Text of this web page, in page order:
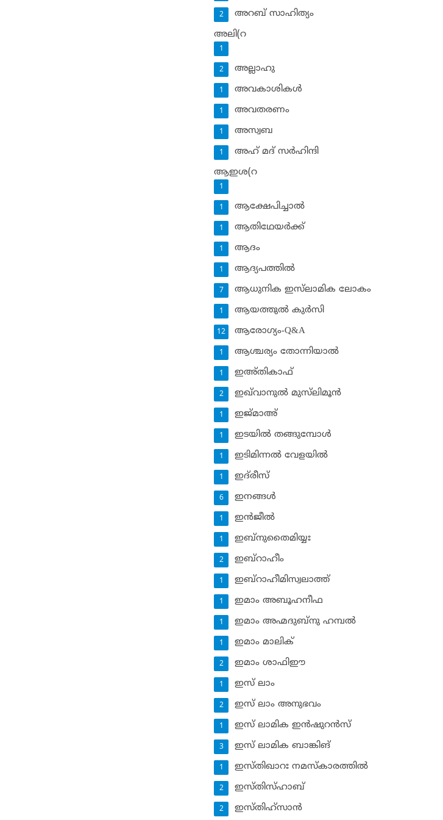
അറബ് സാഹിത്യം
2
അലി(റ
1
അല്ലാഹു
2
അവകാശികള്‍
1
അവതരണം
1
അസ്വബ
1
അഹ് മദ് സര്‍ഹിന്ദി
1
ആഇശ(റ
1
ആക്ഷേപിച്ചാല്‍
1
ആതിഥേയര്‍ക്ക്
1
ആദം
1
ആദ്യപത്തില്‍
1
ആധുനിക ഇസ്‌ലാമിക ലോകം
7
ആയത്തുല്‍ കുര്‍സി
1
ആരോഗ്യം-Q&A
12
ആശ്ചര്യം തോന്നിയാല്‍
1
ഇഅ്തികാഫ്‌
1
ഇഖ്‌വാനുല്‍ മുസ്‌ലിമൂന്‍
2
ഇജ്മാഅ്
1
ഇടയില്‍ തങ്ങുമ്പോള്‍
1
ഇടിമിന്നല്‍ വേളയില്‍
1
ഇദ്‌രീസ്‌
1
ഇനങ്ങള്‍
6
ഇന്‍ജീല്‍
1
ഇബ്‌നുതൈമിയ്യഃ
1
ഇബ്‌റാഹീം
2
ഇബ്‌റാഹീമിസ്വലാത്ത്
1
ഇമാം അബൂഹനീഫ
1
ഇമാം അഹ്മദുബ്‌നു ഹമ്പല്‍
1
ഇമാം മാലിക്
1
ഇമാം ശാഫിഈ
2
ഇസ് ലാം
1
ഇസ് ലാം അനുഭവം
2
ഇസ് ലാമിക ഇന്‍ഷുറന്‍സ്‌
1
ഇസ് ലാമിക ബാങ്കിങ്‌
3
ഇസ്തിഖാറഃ നമസ്‌കാരത്തില്‍
1
ഇസ്തിസ്ഹാബ്
2
ഇസ്തിഹ്‌സാന്‍
2